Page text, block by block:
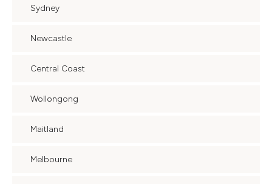
Sydney
Newcastle
Central Coast
Wollongong
Maitland
Melbourne